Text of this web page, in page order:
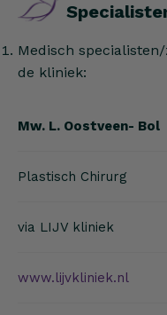
Medisch
de kliniek:
Mw. L. Oostveen- Bol
Plastisch Chirurg
via LIJV kliniek
www.lijvkliniek.nl